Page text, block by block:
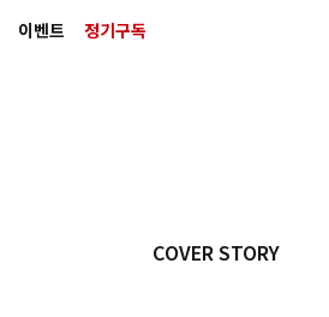
이벤트 정기구독
COVER STORY